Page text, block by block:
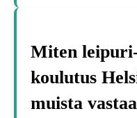
Miten
koulutus
muista